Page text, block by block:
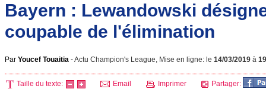
Bayern : Lewandowski
coupable de l'élimination
Par Youcef Touaitia -Actu Champion's League, Mise en ligne: le 14/03/2019 à
Taille du texte: Email Imprimer Partager: